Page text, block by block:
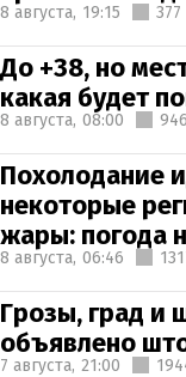
8 августа, 19:15 377
До +38, но
какая будет
8 августа, 08:00 946
Похолодание
некоторые
жары: погода
8 августа, 06:46
Грозы, град и
объявлено
7 августа, 21:00